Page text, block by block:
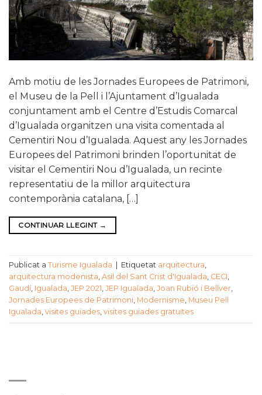
Amb motiu de les Jornades Europees de Patrimoni,
el Museu de la Pell i l’Ajuntament d’Igualada
conjuntament amb el Centre d’Estudis Comarcal
d’Igualada organitzen una visita comentada al
Cementiri Nou d’Igualada. Aquest any les Jornades
Europees del Patrimoni brinden l’oportunitat de
visitar el Cementiri Nou d’Igualada, un recinte
representatiu de la millor arquitectura
contemporània catalana, […]
CONTINUAR LLEGINT →
Publicat a Turisme Igualada Etiquetat arquitectura,
arquitectura modenista, Asil del Sant Crist d'Igualada, CECI,
Gaudí, Igualada, JEP 2021, JEP Igualada, Joan Rubió i Bellver,
Jornades Europees de Patrimoni, Modernisme, Museu Pell
Igualada, visites guiades, visites guiades gratuïtes